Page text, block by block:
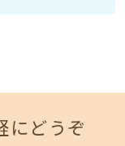
にどうぞ